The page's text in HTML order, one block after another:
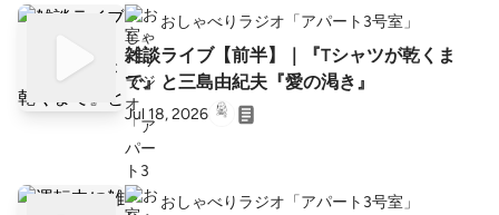
おしゃべりラジオ「アパート3号室」
雑談ライブ【前半】｜『Tシャツが乾くま
で』と三島由紀夫『愛の渇き』
Jul 18, 2026
おしゃべりラジオ「アパート3号室」